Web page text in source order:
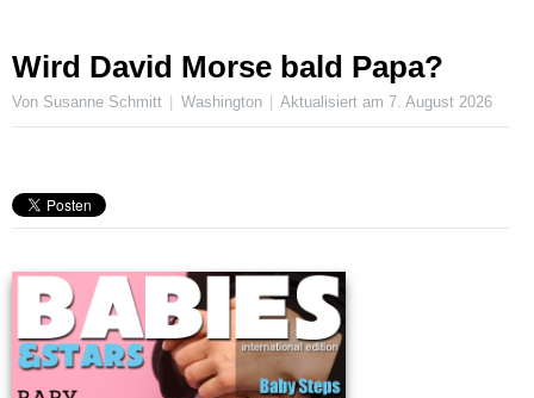
Wird David Morse bald Papa?
Von Susanne Schmitt Washington Aktualisiert am 7. August 2026